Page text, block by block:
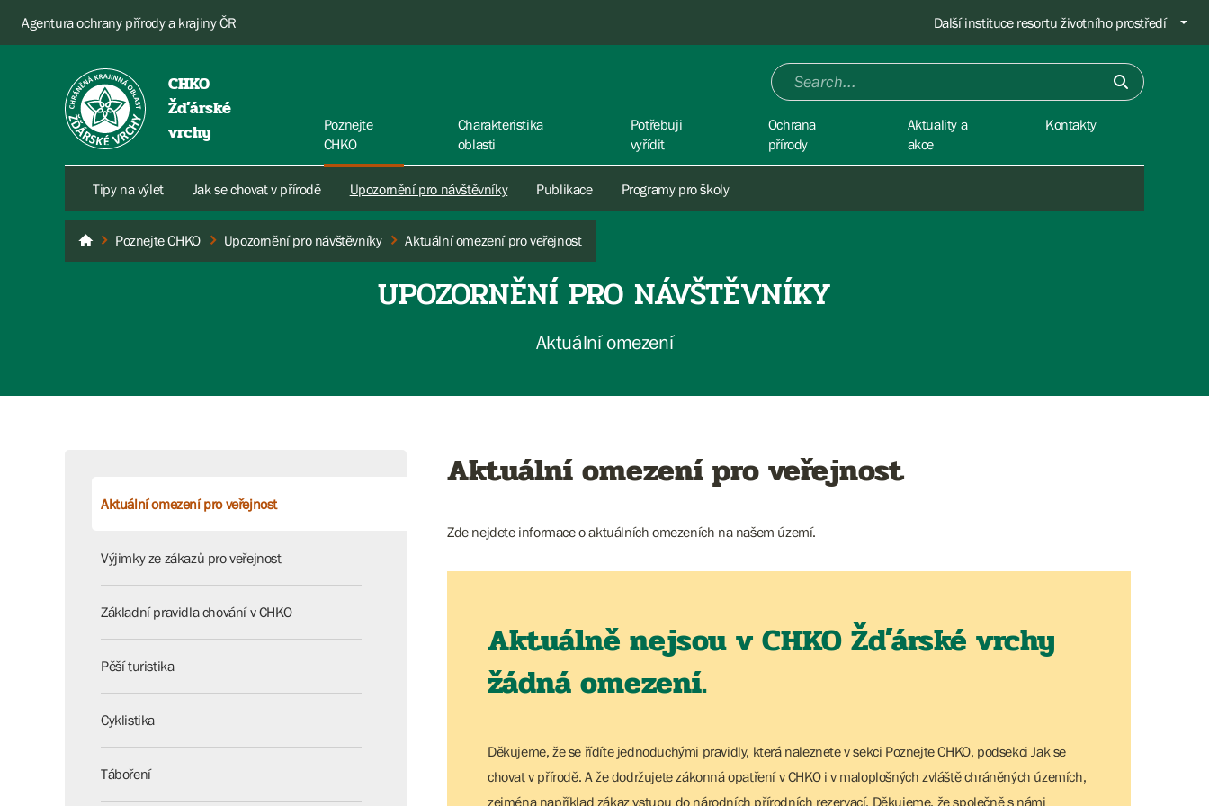
Agentura ochrany přírody a krajiny ČR Další instituce resortu životního prostředí
CHKO
Žďárské
vrchy
Poznejte
CHKO
Tipy na výlet Jak se chovat v přírodě Upozornění pro návštěvníky Publikace Programy pro školy
Charakteristika
oblasti
Potřebuji
vyřídit
Ochrana
přírody
Aktuality a
akce
Kontakty
Žďárské vrchy
Poznejte CHKO Upozornění pro návštěvníky Aktuální omezení pro veřejnost
UPOZORNĚNÍ PRO NÁVŠTĚVNÍKY
Aktuální omezení
Aktuální omezení pro veřejnost
Výjimky ze zákazů pro veřejnost
Základní pravidla chování v CHKO
Pěší turistika
Cyklistika
Táboření
Aktuální omezení pro veřejnost
Zde nejdete informace o aktuálních omezeních na našem území.
Aktuálně nejsou v CHKO Žďárské vrchy
žádná omezení.
Děkujeme, že se řídíte jednoduchými pravidly, která naleznete v sekci Poznejte CHKO, podsekci Jak se
chovat v přírodě. A že dodržujete zákonná opatření v CHKO i v maloplošných zvláště chráněných územích,
zejména například zákaz vstupu do národních přírodních rezervací. Děkujeme, že společně s námi